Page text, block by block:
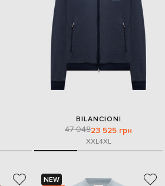
BILANCIONI
47 04823 525 грн
XXL4XL
NEW